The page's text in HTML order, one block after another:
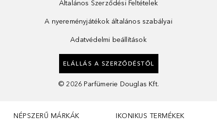
Általános Szerződési Feltételek
A nyereményjátékok általános szabályai
Adatvédelmi beállítások
ELÁLLÁS A SZERZŐDÉSTŐL
© 2026 Parfümerie Douglas Kft.
NÉPSZERŰ MÁRKÁK IKONIKUS TERMÉKEK